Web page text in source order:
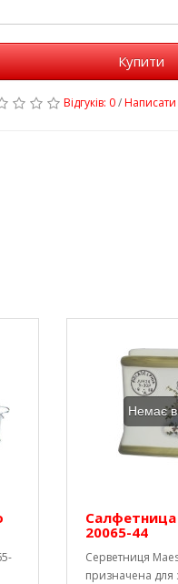
Купити
Відгуків: 0/Написати
Немає в
20065-44
Серветниця
призначена для